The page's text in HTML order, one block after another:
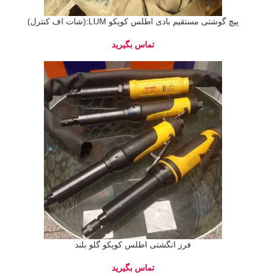
پیچ گوشتی مستقیم بادی اطلس کوپکو LUM:(شات اف کنترل)
فرز انگشتی اطلس کوپکو گلو بلند